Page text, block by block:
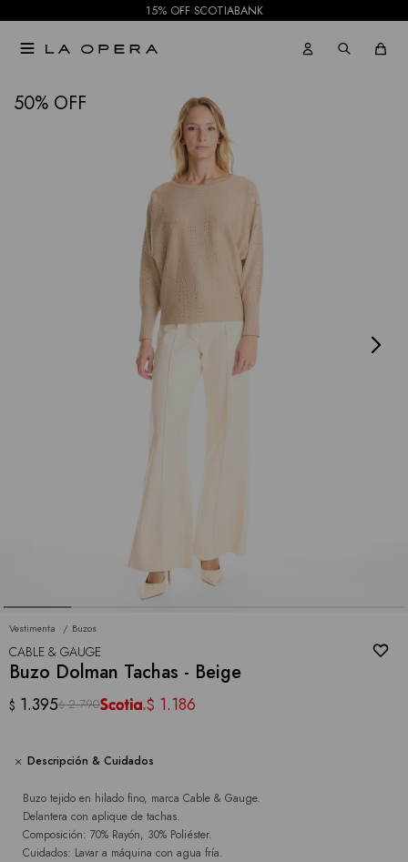
15% OFF SCOTIABANK

50
Vestimenta Buzos
CABLE & GAUGE
Buzo Dolman Tachas - Beige
$ 1.395$ 2.790 $ 1.186
Descripción & Cuidados
Buzo tejido en hilado fino, marca Cable & Gauge.
Delantera con aplique de tachas.
Composición: 70% Rayón, 30% Poliéster.
Cuidados: Lavar a máquina con agua fría.
NOTIFICARME